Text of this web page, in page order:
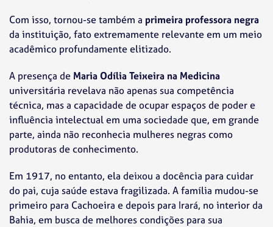
Com isso, tornou-se também a primeira professora negra
da instituição, fato extremamente relevante em um meio
acadêmico profundamente elitizado.
A presença de Maria Odília Teixeira na Medicina
universitária revelava não apenas sua competência
técnica, mas a capacidade de ocupar espaços de poder e
influência intelectual em uma sociedade que, em grande
parte, ainda não reconhecia mulheres negras como
produtoras de conhecimento.
Em 1917, no entanto, ela deixou a docência para cuidar
do pai, cuja saúde estava fragilizada. A família mudou-se
primeiro para Cachoeira e depois para Irará, no interior da
Bahia, em busca de melhores condições para sua